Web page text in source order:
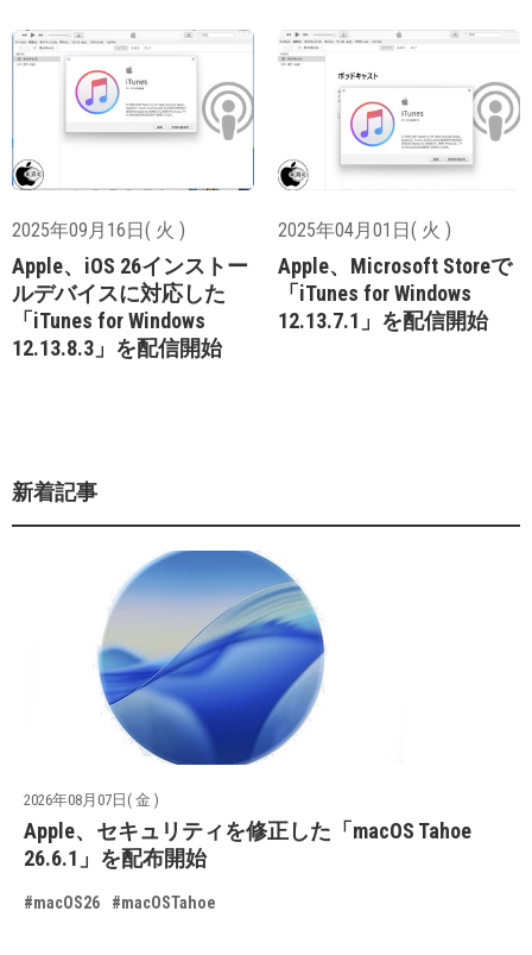
2025年09月16日( 火 )
Apple、iOS 26インストー
ルデバイスに対応した
「iTunes for Windows
12.13.8.3」を配信開始
2025年04月01日( 火 )
Apple、Microsoft Storeで
「iTunes for Windows
12.13.7.1」を配信開始
新着記事
2026年08月07日( 金 )
Apple、セキュリティを修正した「macOS Tahoe
26.6.1」を配布開始
#macOS26 #macOSTahoe